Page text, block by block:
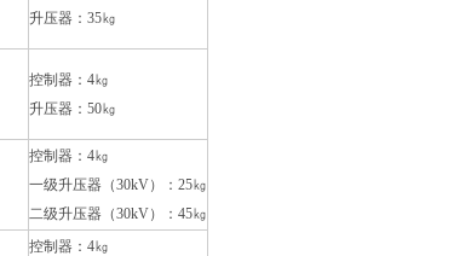
升压器：35㎏
控制器：4㎏
升压器：50㎏
控制器：4㎏
一级升压器（30kV）：25㎏
二级升压器（30kV）：45㎏
控制器：4㎏